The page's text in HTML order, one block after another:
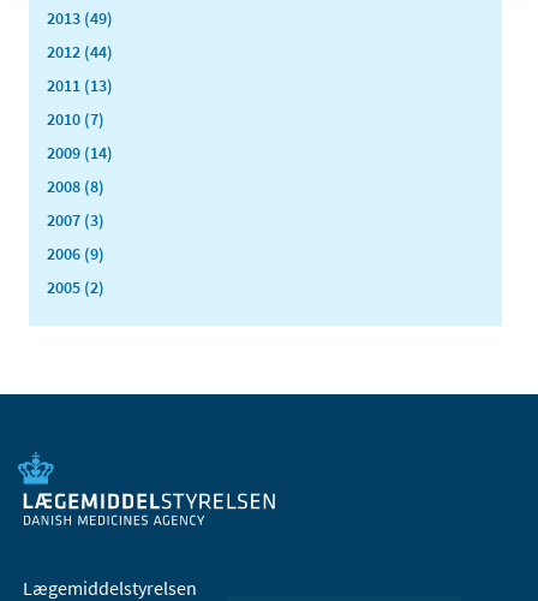
2013 (49)
2012 (44)
2011 (13)
2010 (7)
2009 (14)
2008 (8)
2007 (3)
2006 (9)
2005 (2)
Lægemiddelstyrelsen